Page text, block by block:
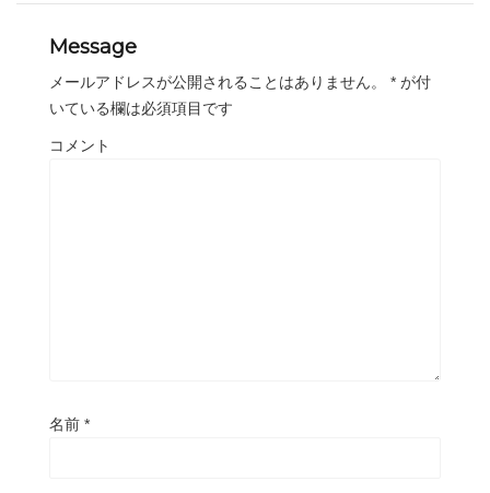
Message
メールアドレスが公開されることはありません。 * が付
いている欄は必須項目です
コメント
名前 *